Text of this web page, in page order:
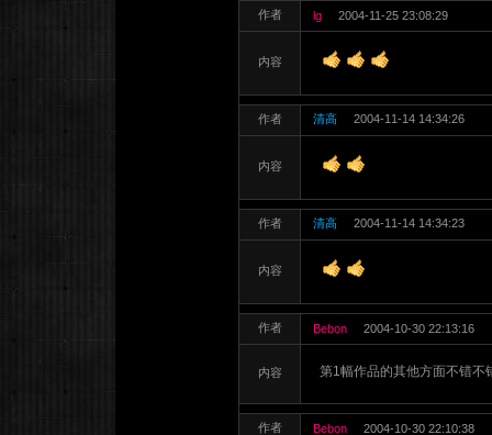
作者 lg 2004-11-25 23:08:29
内容
作者 清高 2004-11-14 14:34:26
内容
作者 清高 2004-11-14 14:34:23
内容
作者 Bebon 2004-10-30 22:13:16
内容 第1幅作品的其他方面不错不
作者 Bebon 2004-10-30 22:10:38